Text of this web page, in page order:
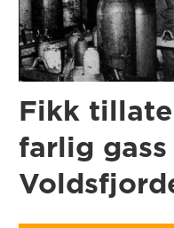
Fikk
farlig gass